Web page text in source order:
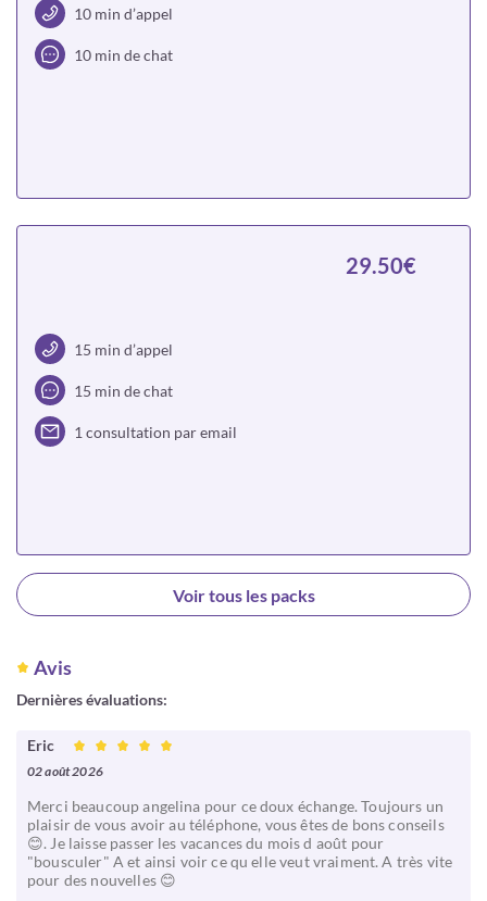
10 min d’appel
10 min de chat
15 min d’appel
15 min de chat
1 consultation par email
29.50€
Choisir
Voir tous les packs
Avis
Dernières évaluations:
Eric
02 août 2026
Merci beaucoup angelina pour ce doux échange. Toujours un
plaisir de vous avoir au téléphone, vous êtes de bons conseils
😊. Je laisse passer les vacances du mois d août pour
"bousculer" A et ainsi voir ce qu elle veut vraiment. A très vite
pour des nouvelles 😊